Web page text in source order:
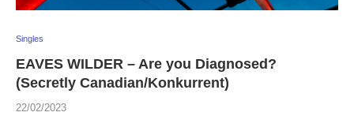
Singles
EAVES WILDER – Are you Diagnosed?
(Secretly Canadian/Konkurrent)
22/02/2023